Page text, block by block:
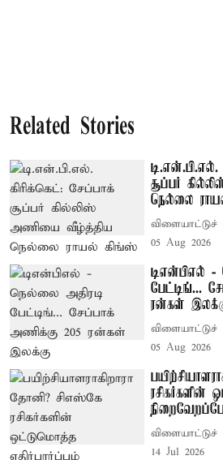
Related Stories
சூப்பர்
நெல்லை
விளையாட்டுச்
05 Aug 2026
டிஎன்பிஎல் -
பேட்டிங்...
ரன்கள்
விளையாட்டுச்
05 Aug 2026
ரசிகர்களின்
விளையாட்டுச்
14 Jul 2026